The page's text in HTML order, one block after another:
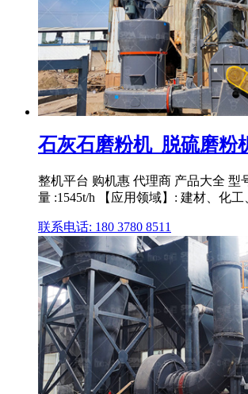
石灰石磨粉机_脱硫磨粉
整机平台 购机惠 代理商 产品大全 型
量 :1545t/h 【应用领域】: 建材、化
联系电话: 180 3780 8511